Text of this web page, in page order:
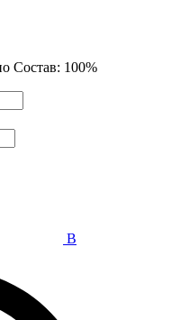
Состав: 100%
В